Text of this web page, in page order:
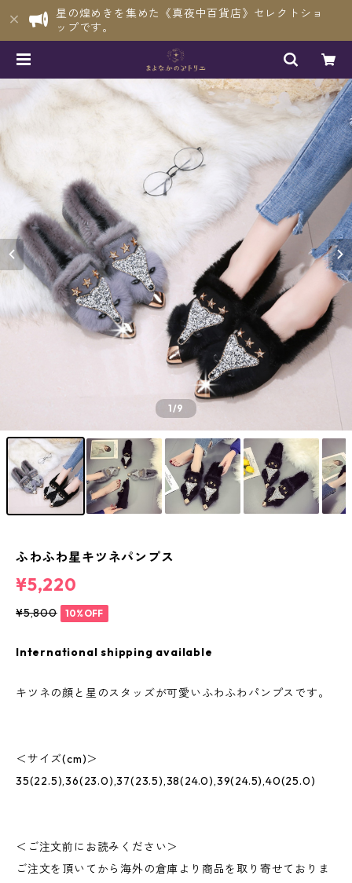
星の煌めきを集めた《真夜中百貨店》セレクトショ
ップです。
1/9
ふわふわ星キツネパンプス
¥5,220
¥5,800 10%OFF
International shipping available
キツネの顔と星のスタッズが可愛いふわふわパンプスです。
＜サイズ(cm)＞
35(22.5),36(23.0),37(23.5),38(24.0),39(24.5),40(25.0)
＜ご注文前にお読みください＞
ご注文を頂いてから海外の倉庫より商品を取り寄せておりま